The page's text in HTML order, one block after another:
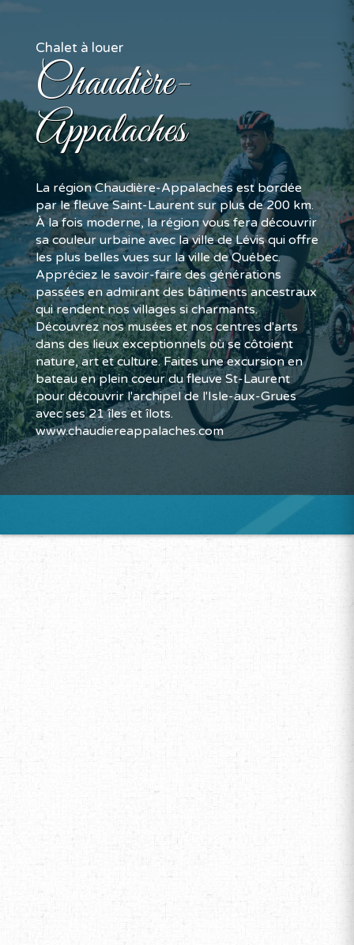
Chalet à louer
Chaudière-
Appalaches
La région Chaudière-Appalaches est bordée
par le fleuve Saint-Laurent sur plus de 200 km.
À la fois moderne, la région vous fera découvrir
sa couleur urbaine avec la ville de Lévis qui offre
les plus belles vues sur la ville de Québec.
Appréciez le savoir-faire des générations
passées en admirant des bâtiments ancestraux
qui rendent nos villages si charmants.
Découvrez nos musées et nos centres d'arts
dans des lieux exceptionnels où se côtoient
nature, art et culture. Faites une excursion en
bateau en plein coeur du fleuve St-Laurent
pour découvrir l'archipel de l'Isle-aux-Grues
avec ses 21 îles et îlots.
www.chaudiereappalaches.com